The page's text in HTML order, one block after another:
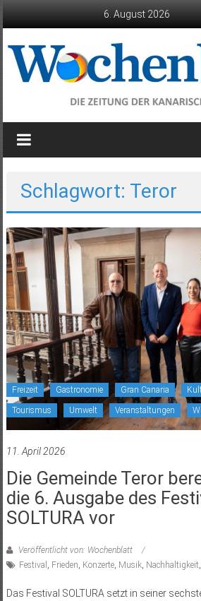
6. August 2026
Wochenblatt
die
Kanarischen
Inseln
Schlagwort: Teror
Freizeit Gastronomie Gran Canaria
Tourismus Umwelt Veranstaltungen
11. April 2026
Die Gemeinde Teror
die 6. Ausgabe des
SOLTURA vor
Veröffentlicht von: Wochenblatt
Festival
Frieden Konzerte, Musik, Nachhaltigkeit
Das Festival SOLTURA setzt in seiner